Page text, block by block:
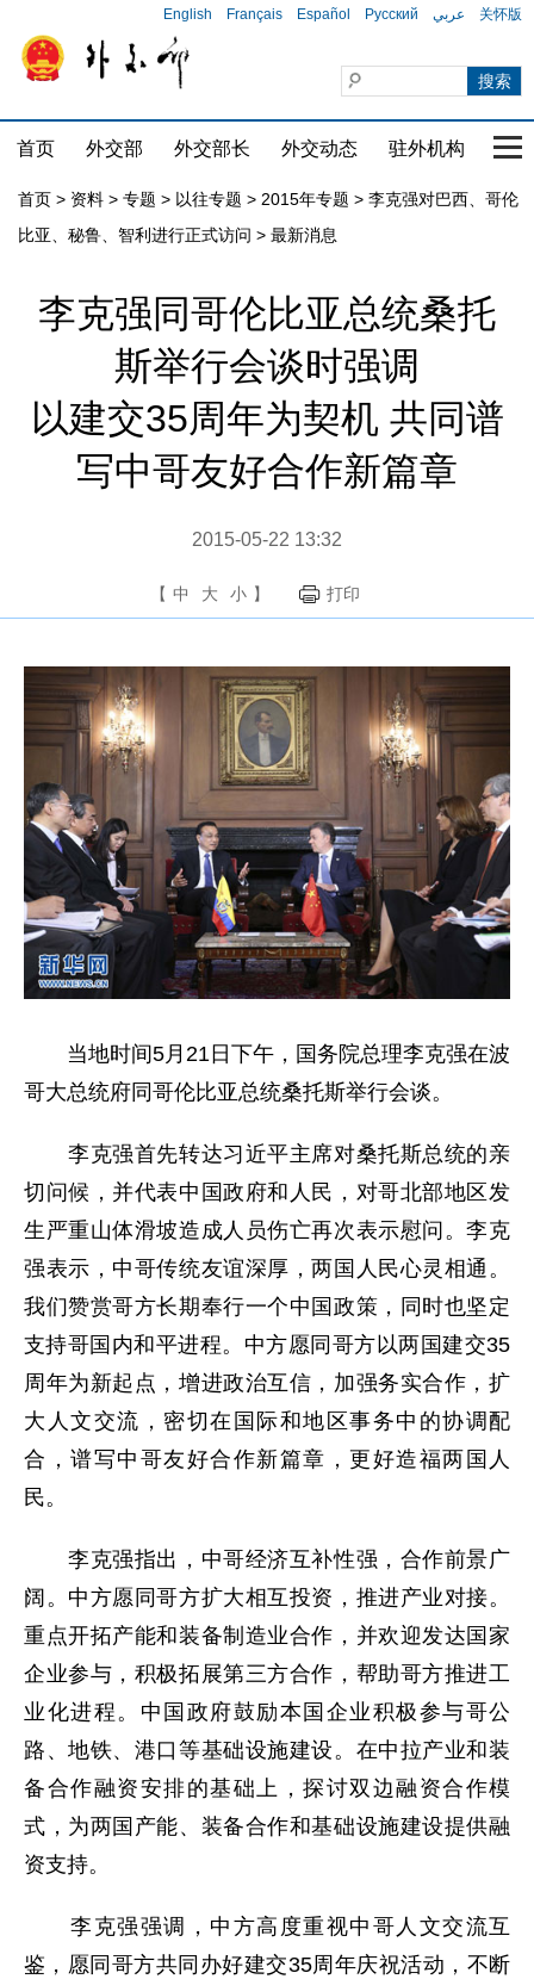
English Français Español Русский عربي 关怀版
首页 外交部 外交部长 外交动态 驻外机构 国
首页 > 资料 > 专题 > 以往专题 > 2015年专题 > 李克强对巴西、哥伦
比亚、秘鲁、智利进行正式访问 > 最新消息
李克强同哥伦比亚总统桑托
斯举行会谈时强调
以建交35周年为契机 共同谱
写中哥友好合作新篇章
2015-05-22 13:32
【 中 大 小 】 打印
当地时间5月21日下午，国务院总理李克强在波
哥大总统府同哥伦比亚总统桑托斯举行会谈。
李克强首先转达习近平主席对桑托斯总统的亲
切问候，并代表中国政府和人民，对哥北部地区发
生严重山体滑坡造成人员伤亡再次表示慰问。李克
强表示，中哥传统友谊深厚，两国人民心灵相通。
我们赞赏哥方长期奉行一个中国政策，同时也坚定
支持哥国内和平进程。中方愿同哥方以两国建交35
周年为新起点，增进政治互信，加强务实合作，扩
大人文交流，密切在国际和地区事务中的协调配
合，谱写中哥友好合作新篇章，更好造福两国人
民。
李克强指出，中哥经济互补性强，合作前景广
阔。中方愿同哥方扩大相互投资，推进产业对接。
重点开拓产能和装备制造业合作，并欢迎发达国家
企业参与，积极拓展第三方合作，帮助哥方推进工
业化进程。中国政府鼓励本国企业积极参与哥公
路、地铁、港口等基础设施建设。在中拉产业和装
备合作融资安排的基础上，探讨双边融资合作模
式，为两国产能、装备合作和基础设施建设提供融
资支持。
李克强强调，中方高度重视中哥人文交流互
鉴，愿同哥方共同办好建交35周年庆祝活动，不断